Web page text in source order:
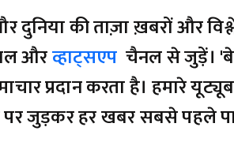
की ताज़ा ख़बरों और
औरव्हाट्सएप चैनल से जुड़ें।
प्रदान करता है। हमारे
जुड़कर हर खबर सबसे पहले